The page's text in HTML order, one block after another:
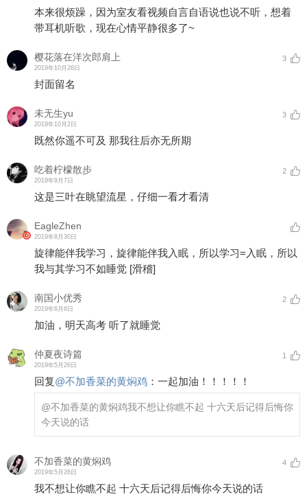
本来很烦躁，因为室友看视频自言自语说也说不听，想着
带耳机听歌，现在心情平静很多了~
樱花落在洋次郎肩上
2019年10月26日
3
封面留名
未无生yu
2019年10月2日
3
既然你遥不可及 那我往后亦无所期
吃着柠檬散步
2019年9月7日
2
这是三叶在眺望流星，仔细一看才看清
EagleZhen
2019年8月30日
旋律能伴我学习，旋律能伴我入眠，所以学习=入眠，所以
我与其学习不如睡觉 [滑稽]
南国小优秀
2019年6月6日
2
加油，明天高考 听了就睡觉
仲夏夜诗篇
2019年5月26日
1
回复@不加香菜的黄焖鸡 ： 一起加油！！！！！
@不加香菜的黄焖鸡我不想让你瞧不起 十六天后记得后悔你
今天说的话
不加香菜的黄焖鸡
2019年5月26日
4
我不想让你瞧不起 十六天后记得后悔你今天说的话